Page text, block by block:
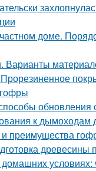
доме.
Варианты
обновления
к дымоходам
и преимущества
древесины
условиях: